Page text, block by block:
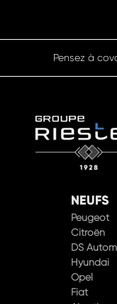
Pensez à
NEUFS
Peugeot
Citroën
DS
Hyundai
Opel
Fiat